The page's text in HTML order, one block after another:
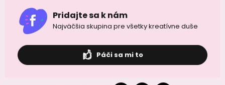
Pridajte sa k nám
Najväčšia skupina pre všetky kreatívne duše
Páči sa mi to